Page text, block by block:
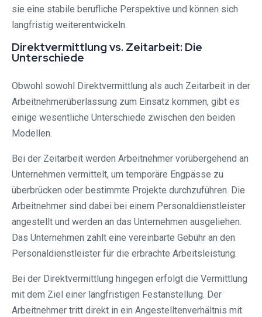
sie eine stabile berufliche Perspektive und können sich
langfristig weiterentwickeln.
Direktvermittlung vs. Zeitarbeit: Die
Unterschiede
Obwohl sowohl Direktvermittlung als auch Zeitarbeit in der
Arbeitnehmerüberlassung zum Einsatz kommen, gibt es
einige wesentliche Unterschiede zwischen den beiden
Modellen.
Bei der Zeitarbeit werden Arbeitnehmer vorübergehend an
Unternehmen vermittelt, um temporäre Engpässe zu
überbrücken oder bestimmte Projekte durchzuführen. Die
Arbeitnehmer sind dabei bei einem Personaldienstleister
angestellt und werden an das Unternehmen ausgeliehen.
Das Unternehmen zahlt eine vereinbarte Gebühr an den
Personaldienstleister für die erbrachte Arbeitsleistung.
Bei der Direktvermittlung hingegen erfolgt die Vermittlung
mit dem Ziel einer langfristigen Festanstellung. Der
Arbeitnehmer tritt direkt in ein Angestelltenverhältnis mit